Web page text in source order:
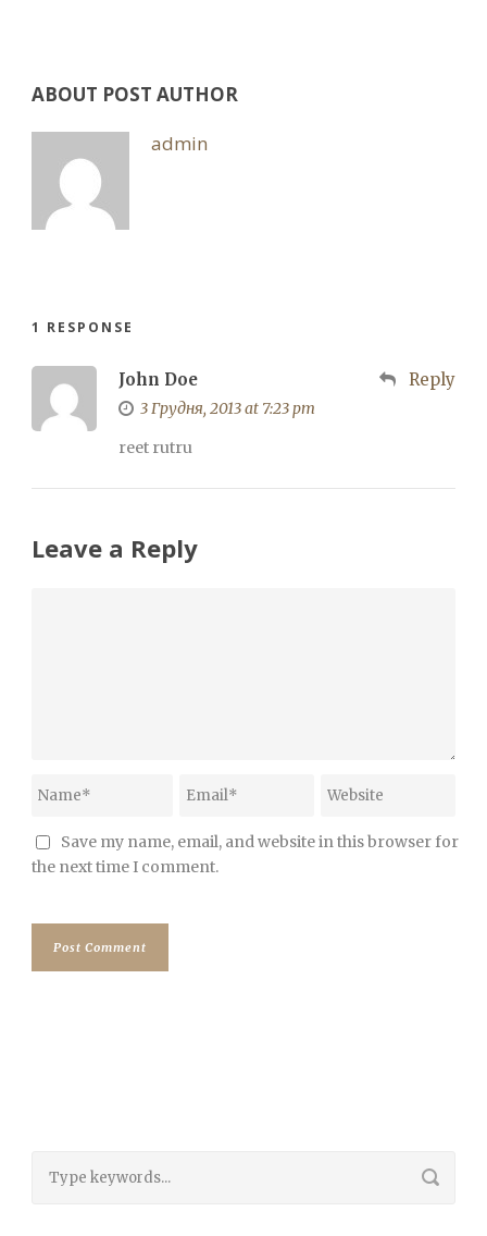
ABOUT POST AUTHOR
admin
1 RESPONSE
John Doe
3 Грудня, 2013 at 7:23 pm
Reply
reet rutru
Leave a Reply
Save my name, email, and website in this browser for
the next time I comment.